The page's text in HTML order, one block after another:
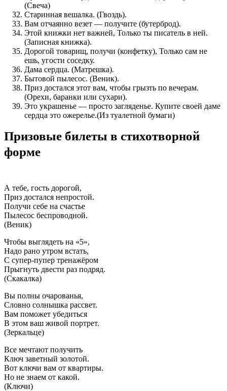
(Свеча)
Старинная вешалка. (Гвоздь).
Вам отчаянно везет — получите (бутерброд).
Этой книжки нет важней, Только ты писатель в ней.
(Записная книжка).
Дорогой товарищ, получи (конфетку), Только сам не
ешь, угости соседку.
Дама сердца. (Матрешка).
Бытовой пылесос. (Веник).
Приз достался этот вам, чтобы грызть по вечерам.
(Орехи, баранки или сухари).
Это украшенье — просто загляденье. Купите своей даме
сердца это ожерелье.(Из туалетной бумаги)
Призовые билеты в стихотворной
форме
А тебе, гость дорогой,
Приз достался непростой.
Получи себе на счастье
Пылесос беспроводной.
(Веник)
Чтобы выглядеть на «5»,
Надо рано утром встать,
С супер-пупер тренажёром
Прыгнуть двести раз подряд.
(Скакалка)
Вы полны очарованья,
Словно солнышка рассвет.
Вам поможет убедиться
В этом ваш живой портрет.
(Зеркальце)
Все мечтают получить
Ключ заветный золотой.
Вот ключи вам от квартиры.
Но не знаем от какой.
(Ключи)